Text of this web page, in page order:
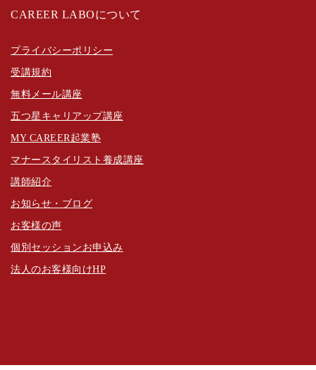
CAREER LABOについて
プライバシーポリシー
受講規約
無料メール講座
五つ星キャリアップ講座
MY CAREER起業塾
マナースタイリスト養成講座
講師紹介
お知らせ・ブログ
お客様の声
個別セッションお申込み
法人のお客様向けHP